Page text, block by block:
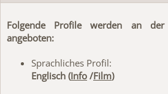
Folgende Profile werden an der
angeboten:
Sprachliches Profil:
Englisch (Info /Film)